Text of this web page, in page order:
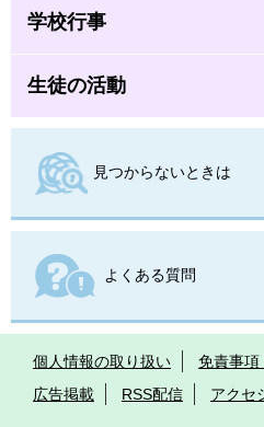
学校行事
生徒の活動
見つからないときは
よくある質問
個人情報の取り扱い
免責事項
広告掲載
RSS配信 アクセ